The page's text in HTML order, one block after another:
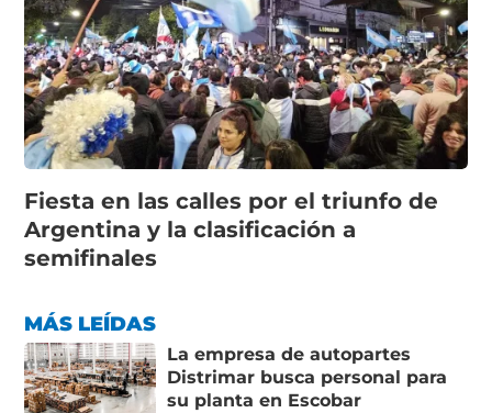
Fiesta en las calles por el triunfo de
Argentina y la clasificación a
semifinales
MÁS LEÍDAS
La empresa de autopartes
Distrimar busca personal para
su planta en Escobar